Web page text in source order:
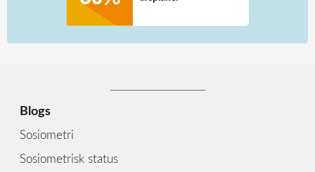
Blogs
Sosiometri
Sosiometrisk status